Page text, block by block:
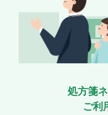
処方箋
ご利